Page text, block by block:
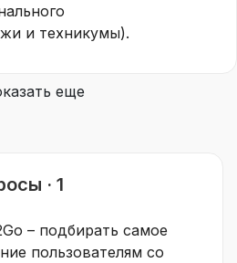
и техникумы).
еще
· 1
– подбирать самое
пользователям со